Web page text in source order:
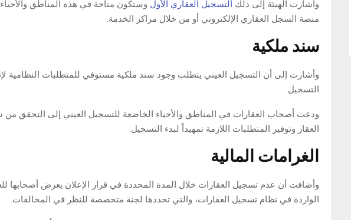
وأشارت الهيئة إلى ذلك التسجيل العقاري الأول وستكون متاحة في هذه المناطق
منصة السجل العقاري الإلكتروني أو من خلال مراكز الخدمة.
سند ملكية
وأشارت إلى أن التسجيل العيني يتطلب وجود سند ملكية مستوفي للمتطلبات النظامية
التسجيل.
ودعت أصحاب العقارات في المناطق والأحياء الخاضعة للتسجيل العيني إلى التحقق من
العقار وتوفير المتطلبات اللازمة تمهيداً لبدء التسجيل.
الغرامات المالية
وأضافت أن عدم تسجيل العقارات خلال المدة المحددة في قرار الإعلان يعرض أصحابها
الواردة في نظام تسجيل العقارات، والتي تحددها لجنة متخصصة للنظر في المخالفات.